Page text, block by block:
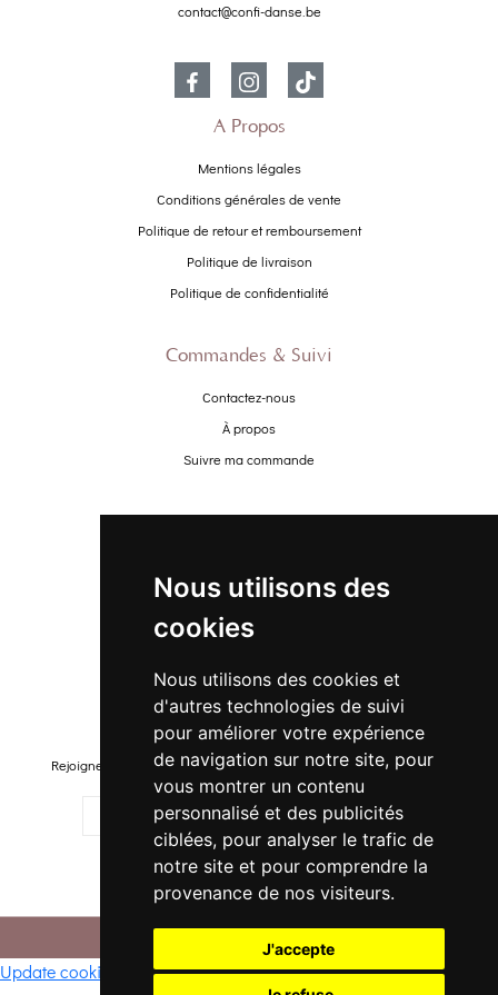
Nous utilisons des
cookies
Nous utilisons des cookies et
d'autres technologies de suivi
pour améliorer votre expérience
de navigation sur notre site, pour
vous montrer un contenu
personnalisé et des publicités
ciblées, pour analyser le trafic de
notre site et pour comprendre la
provenance de nos visiteurs.
J'accepte
contact@confi-danse.be
À Propos
Mentions légales
Conditions générales de vente
Politique de retour et remboursement
Politique de livraison
Politique de confidentialité
Commandes & Suivi
Contactez-nous
À propos
Suivre ma commande
Promo Femme
Promo Homme
Newsletter
Rejoignez-notre liste pour recevoir des promotions et nouveautés !
M'ENREGISTRER
© 2026 -
Update cookies preferences